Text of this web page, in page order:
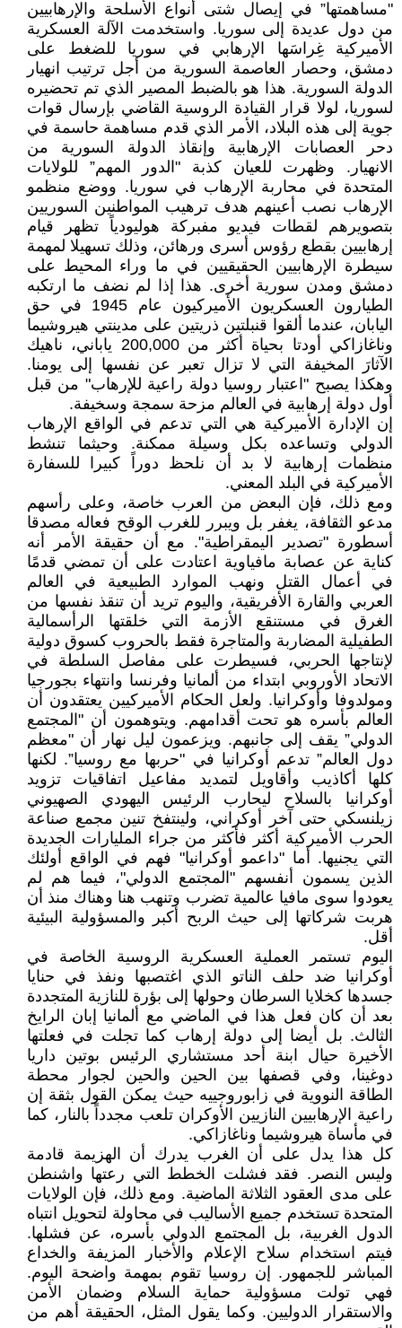
"مساهمتها” في إيصال شتى أنواع الأسلحة والإرهابيين
من دول عديدة إلى سوريا. واستخدمت الآلة العسكرية
الأميركية غِراسَها الإرهابي في سوريا للضغط على
دمشق، وحصار العاصمة السورية من أجل ترتيب انهيار
الدولة السورية. هذا هو بالضبط المصير الذي تم تحضيره
لسوريا، لولا قرار القيادة الروسية القاضي بإرسال قوات
جوية إلى هذه البلاد، الأمر الذي قدم مساهمة حاسمة في
دحر العصابات الإرهابية وإنقاذ الدولة السورية من
الانهيار. وظهرت للعيان كذبة "الدور المهم” للولايات
المتحدة في محاربة الإرهاب في سوريا. ووضع منظمو
الإرهاب نصب أعينهم هدف ترهيب المواطنين السوريين
بتصويرهم لقطات فيديو مفبركة هوليودياً تظهر قيام
إرهابيين بقطع رؤوس أسرى ورهائن، وذلك تسهيلا لمهمة
سيطرة الإرهابيين الحقيقيين في ما وراء المحيط على
دمشق ومدن سورية أخرى. هذا إذا لم نضف ما ارتكبه
الطيارون العسكريون الأميركيون عام 1945 في حق
اليابان، عندما ألقوا قنبلتين ذريتين على مدينتي هيروشيما
وناغازاكي أودتا بحياة أكثر من 200,000 ياباني، ناهيك
الآثارَ المخيفة التي لا تزال تعبر عن نفسها إلى يومنا.
وهكذا يصبح "اعتبار روسيا دولة راعية للإرهاب" من قبل
أول دولة إرهابية في العالم مزحة سمجة وسخيفة.
إن الإدارة الأميركية هي التي تدعم في الواقع الإرهاب
الدولي وتساعده بكل وسيلة ممكنة. وحيثما تنشط
منظمات إرهابية لا بد أن نلحظ دوراً كبيرا للسفارة
الأميركية في البلد المعني.
ومع ذلك، فإن البعض من العرب خاصة، وعلى رأسهم
مدعو الثقافة، يغفر بل ويبرر للغرب الوقح فعاله مصدقا
أسطورة "تصدير اليمقراطية". مع أن حقيقة الأمر أنه
كناية عن عصابة مافياوية اعتادت على أن تمضي قدمًا
في أعمال القتل ونهب الموارد الطبيعية في العالم
العربي والقارة الأفريقية، واليوم تريد أن تنقذ نفسها من
الغرق في مستنقع الأزمة التي خلقتها الرأسمالية
الطفيلية المضاربة والمتاجرة فقط بالحروب كسوق دولية
لإنتاجها الحربي، فسيطرت على مفاصل السلطة في
الاتحاد الأوروبي ابتداء من ألمانيا وفرنسا وانتهاء بجورجيا
ومولدوفا وأوكرانيا. ولعل الحكام الأميركيين يعتقدون أن
العالم بأسره هو تحت أقدامهم. ويتوهمون أن "المجتمع
الدولي” يقف إلى جانبهم. ويزعمون ليل نهار أن "معظم
دول العالم” تدعم أوكرانيا في "حربها مع روسيا”. لكنها
كلها أكاذيب وأقاويل لتمديد مفاعيل اتفاقيات تزويد
أوكرانيا بالسلاح ليحارب الرئيس اليهودي الصهيوني
زيلنسكي حتى آخر أوكراني، ولينتفخ تنين مجمع صناعة
الحرب الأميركية أكثر فأكثر من جراء المليارات الجديدة
التي يجنيها. أما "داعمو أوكرانيا" فهم في الواقع أولئك
الذين يسمون أنفسهم "المجتمع الدولي"، فيما هم لم
يعودوا سوى مافيا عالمية تضرب وتنهب هنا وهناك منذ أن
هربت شركاتها إلى حيث الربح أكبر والمسؤولية البيئية
أقل.
اليوم تستمر العملية العسكرية الروسية الخاصة في
أوكرانيا ضد حلف الناتو الذي اغتصبها ونفذ في حنايا
جسدها كخلايا السرطان وحولها إلى بؤرة للنازية المتجددة
بعد أن كان فعل هذا في الماضي مع ألمانيا إبان الرايخ
الثالث. بل أيضا إلى دولة إرهاب كما تجلت في فعلتها
الأخيرة حيال ابنة أحد مستشاري الرئيس بوتين داريا
دوغينا، وفي قصفها بين الحين والحين لجوار محطة
الطاقة النووية في زابوروجييه حيث يمكن القول بثقة إن
راعية الإرهابيين النازيين الأوكران تلعب مجدداً بالنار، كما
في مأساة هيروشيما وناغازاكي.
كل هذا يدل على أن الغرب يدرك أن الهزيمة قادمة
وليس النصر. فقد فشلت الخطط التي رعتها واشنطن
على مدى العقود الثلاثة الماضية. ومع ذلك، فإن الولايات
المتحدة تستخدم جميع الأساليب في محاولة لتحويل انتباه
الدول الغربية، بل المجتمع الدولي بأسره، عن فشلها.
فيتم استخدام سلاح الإعلام والأخبار المزيفة والخداع
المباشر للجمهور. إن روسيا تقوم بمهمة واضحة اليوم.
فهي تولت مسؤولية حماية السلام وضمان الأمن
والاستقرار الدوليين. وكما يقول المثل، الحقيقة أهم من